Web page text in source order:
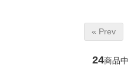
« Prev
24商品中